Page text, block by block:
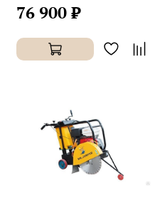
76 900 ₽